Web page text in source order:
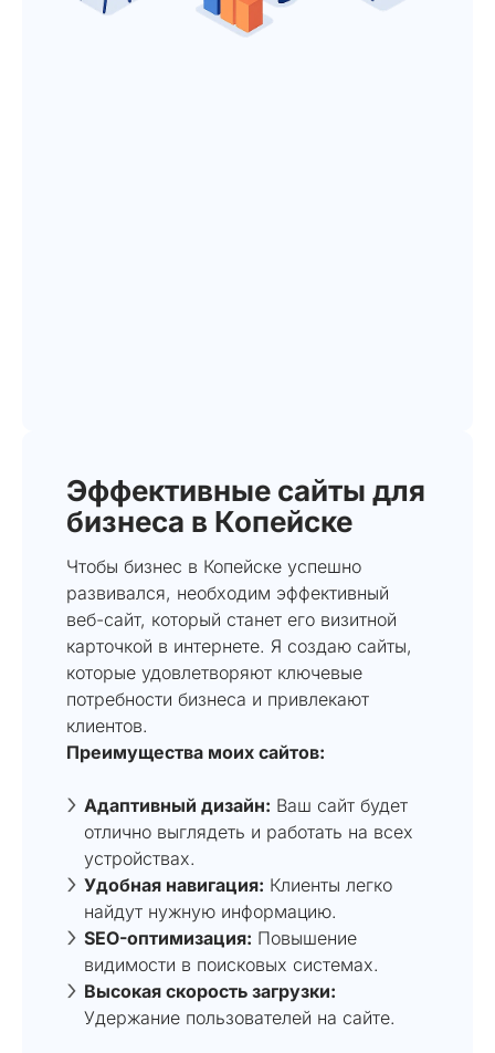
Эффективные сайты для
бизнеса в Копейске
Чтобы бизнес в Копейске успешно
развивался, необходим эффективный
веб-сайт, который станет его визитной
карточкой в интернете. Я создаю сайты,
которые удовлетворяют ключевые
потребности бизнеса и привлекают
клиентов.
Преимущества моих сайтов:
Адаптивный дизайн: Ваш сайт будет
отлично выглядеть и работать на всех
устройствах.
Удобная навигация: Клиенты легко
найдут нужную информацию.
SEO-оптимизация: Повышение
видимости в поисковых системах.
Высокая скорость загрузки:
Удержание пользователей на сайте.